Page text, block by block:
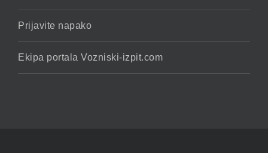
Prijavite napako
Ekipa portala Vozniski-izpit.com